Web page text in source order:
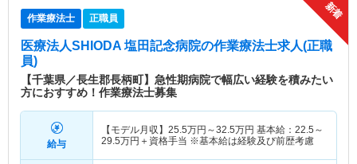
作業療法士 正職員
医療法人SHIODA 塩田記念病院の作業療法士求人(正職
員)
【千葉県／長生郡長柄町】急性期病院で幅広い経験を積みたい
方におすすめ！作業療法士募集
給与
【モデル月収】 25.5万円～32.5万円 基本給：22.5～
29.5万円＋資格手当 ※基本給は経験及び前歴考慮